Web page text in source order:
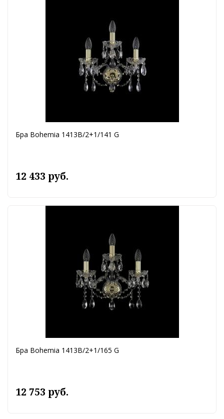
Бра Bohemia 1413B/2+1/141 G
12 433 руб.
Бра Bohemia 1413B/2+1/165 G
12 753 руб.